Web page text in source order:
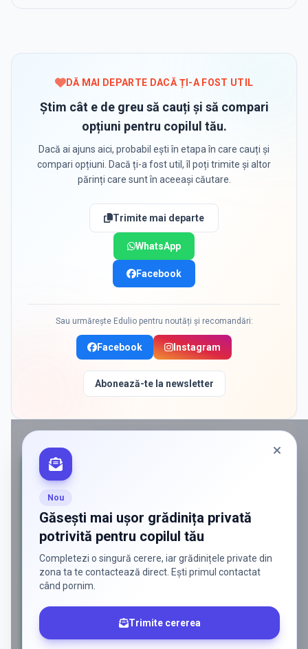
DĂ MAI DEPARTE DACĂ ȚI-A FOST UTIL
Știm cât e de greu să cauți și să compari
opțiuni pentru copilul tău.
Dacă ai ajuns aici, probabil ești în etapa în care cauți și
compari opțiuni. Dacă ți-a fost util, îl poți trimite și altor
părinți care sunt în aceeași căutare.
Trimite mai departe
WhatsApp
Facebook
Sau urmărește Edulio pentru noutăți și recomandări:
Facebook Instagram
Abonează-te la newsletter
Nou
Găsești mai ușor grădinița privată
potrivită pentru copilul tău
Completezi o singură cerere, iar grădinițele private din
zona ta te contactează direct. Ești primul contactat
când pornim.
Trimite cererea